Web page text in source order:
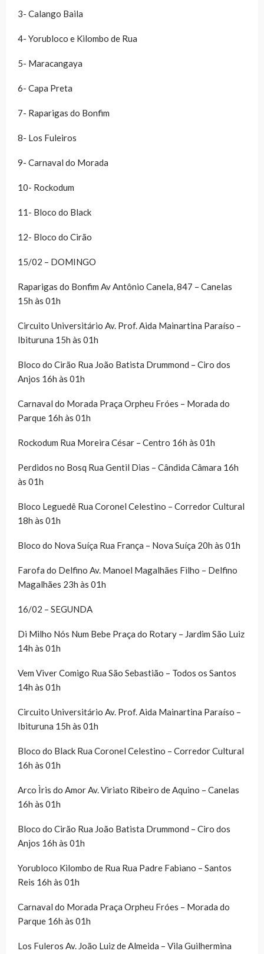
3- Calango Baila
4- Yorubloco e Kilombo de Rua
5- Maracangaya
6- Capa Preta
7- Raparigas do Bonfim
8- Los Fuleiros
9- Carnaval do Morada
10- Rockodum
11- Bloco do Black
12- Bloco do Cirão
15/02 – DOMINGO
Raparigas do Bonfim Av Antônio Canela, 847 – Canelas
15h às 01h
Circuito Universitário Av. Prof. Aida Mainartina Paraíso –
Ibituruna 15h às 01h
Bloco do Cirão Rua João Batista Drummond – Ciro dos
Anjos 16h às 01h
Carnaval do Morada Praça Orpheu Fróes – Morada do
Parque 16h às 01h
Rockodum Rua Moreira César – Centro 16h às 01h
Perdidos no Bosq Rua Gentil Dias – Cândida Câmara 16h
às 01h
Bloco Leguedê Rua Coronel Celestino – Corredor Cultural
18h às 01h
Bloco do Nova Suíça Rua França – Nova Suíça 20h às 01h
Farofa do Delfino Av. Manoel Magalhães Filho – Delfino
Magalhães 23h às 01h
16/02 – SEGUNDA
Di Milho Nós Num Bebe Praça do Rotary – Jardim São Luiz
14h às 01h
Vem Viver Comigo Rua São Sebastião – Todos os Santos
14h às 01h
Circuito Universitário Av. Prof. Aida Mainartina Paraíso –
Ibituruna 15h às 01h
Bloco do Black Rua Coronel Celestino – Corredor Cultural
16h às 01h
Arco Ìris do Amor Av. Viriato Ribeiro de Aquino – Canelas
16h às 01h
Bloco do Cirão Rua João Batista Drummond – Ciro dos
Anjos 16h às 01h
Yorubloco Kilombo de Rua Rua Padre Fabiano – Santos
Reis 16h às 01h
Carnaval do Morada Praça Orpheu Fróes – Morada do
Parque 16h às 01h
Los Fuleros Av. João Luiz de Almeida – Vila Guilhermina